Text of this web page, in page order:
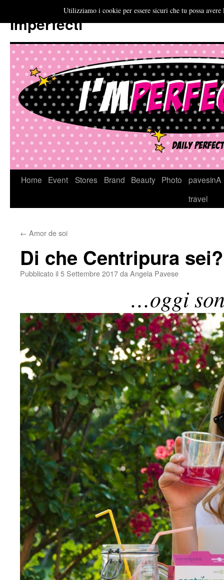
Imperfecti
VaiHome Event Stores Brand Beauty Photo
pavesinA
travel
← Amor de soi
Di che Centripura sei?
Pubblicato il 5 Settembre 2017da Angela Pavese
…oggi
Utilizziamo i cookie per essere sicuri che tu possa